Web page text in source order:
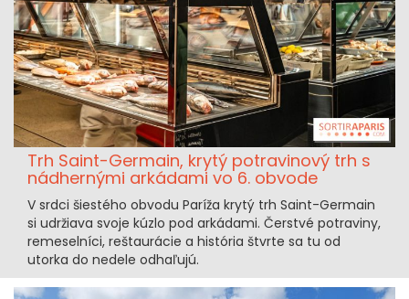
Trh Saint-Germain, krytý potravinový trh s
nádhernými arkádami vo 6. obvode
V srdci šiestého obvodu Paríža krytý trh Saint-Germain
si udržiava svoje kúzlo pod arkádami. Čerstvé potraviny,
remeselníci, reštaurácie a história štvrte sa tu od
utorka do nedele odhaľujú.